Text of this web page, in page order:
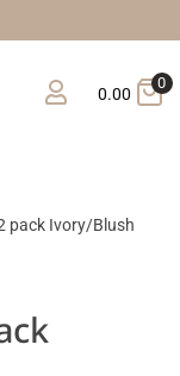
0.00
0
pack Ivory/Blush